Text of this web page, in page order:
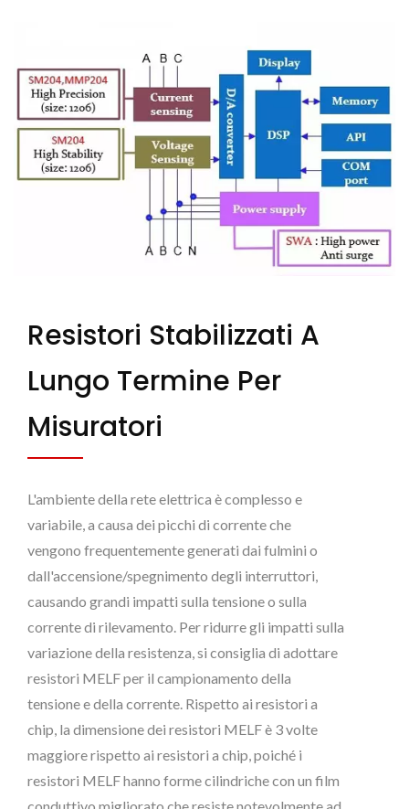
Resistori Stabilizzati A
Lungo Termine Per
Misuratori
L'ambiente della rete elettrica è complesso e
variabile, a causa dei picchi di corrente che
vengono frequentemente generati dai fulmini o
dall'accensione/spegnimento degli interruttori,
causando grandi impatti sulla tensione o sulla
corrente di rilevamento. Per ridurre gli impatti sulla
variazione della resistenza, si consiglia di adottare
resistori MELF per il campionamento della
tensione e della corrente. Rispetto ai resistori a
chip, la dimensione dei resistori MELF è 3 volte
maggiore rispetto ai resistori a chip, poiché i
resistori MELF hanno forme cilindriche con un film